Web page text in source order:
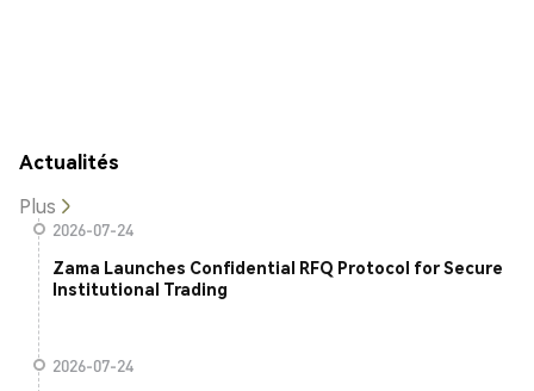
Actualités
Plus
2026-07-24
Zama Launches Confidential RFQ Protocol for Secure
Institutional Trading
2026-07-24